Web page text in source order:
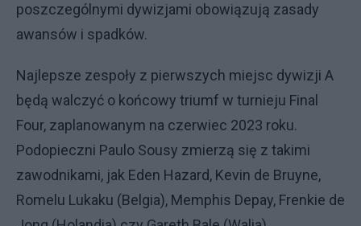
poszczególnymi dywizjami obowiązują zasady
awansów i spadków.
Najlepsze zespoły z pierwszych miejsc dywizji A
będą walczyć o końcowy triumf w turnieju Final
Four, zaplanowanym na czerwiec 2023 roku.
Podopieczni Paulo Sousy zmierzą się z takimi
zawodnikami, jak Eden Hazard, Kevin de Bruyne,
Romelu Lukaku (Belgia), Memphis Depay, Frenkie de